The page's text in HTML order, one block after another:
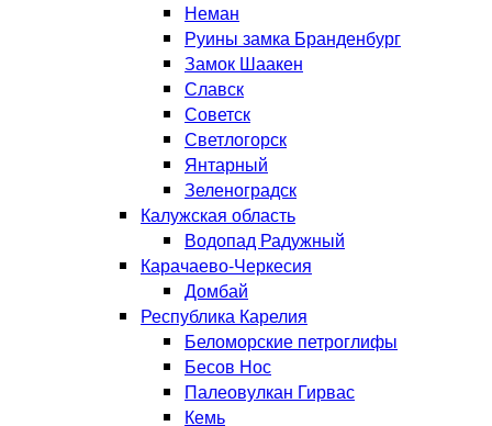
Неман
Руины замка Бранденбург
Замок Шаакен
Славск
Советск
Светлогорск
Янтарный
Зеленоградск
Калужская область
Водопад Радужный
Карачаево-Черкесия
Домбай
Республика Карелия
Беломорские петроглифы
Бесов Нос
Палеовулкан Гирвас
Кемь